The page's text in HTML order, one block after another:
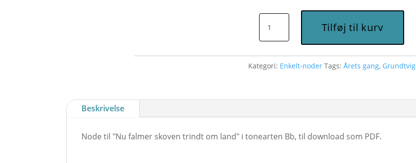
falmer
trindt
(Bb)
-
Tilføj til kurv
Kategori: Enkelt-noder Tags: Årets gang, Grundtvig
Beskrivelse
Node til "Nu falmer skoven trindt om land" i tonearten Bb, til download som PDF.